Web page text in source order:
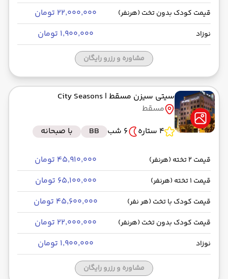
قیمت کودک بدون تخت (هرنفر) ۲۲٬۰۰۰٬۰۰۰ تومان
نوزاد ۱٬۹۰۰٬۰۰۰ تومان
مشاوره و رزرو رایگان
سیتی سیزن مسقط | City Seasons
مسقط
4 ستاره
6 شب BB با صبحانه
قیمت 2 تخته (هرنفر) ۴۵٬۹۱۰٬۰۰۰ تومان
قیمت 1 تخته (هرنفر) ۶۵٬۱۰۰٬۰۰۰ تومان
قیمت کودک با تخت (هر نفر) ۴۵٬۶۰۰٬۰۰۰ تومان
قیمت کودک بدون تخت (هرنفر) ۲۲٬۰۰۰٬۰۰۰ تومان
نوزاد ۱٬۹۰۰٬۰۰۰ تومان
مشاوره و رزرو رایگان